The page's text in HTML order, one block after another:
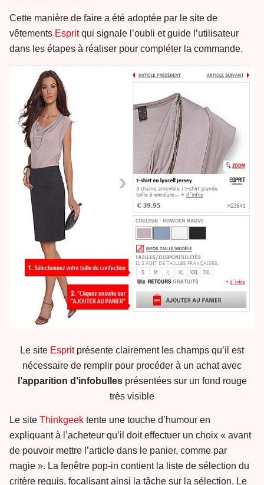
Cette manière de faire a été adoptée par le site de
vêtements Espritqui signale l’oubli et guide l’utilisateur
dans les étapes à réaliser pour compléter la commande.
Le site Espritprésente clairement les champs qu’il est
nécessaire de remplir pour procéder à un achat avec
l’apparition d’infobullesprésentées sur un fond rouge
très visible
Le site Thinkgeek tente une touche d’humour en
expliquant à l’acheteur qu’il doit effectuer un choix « avant
de pouvoir mettre l’article dans le panier, comme par
magie ». La fenêtre pop-in contient la liste de sélection du
critère requis, focalisant ainsi la tâche sur la sélection. Le